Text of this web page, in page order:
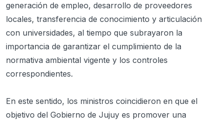
generación de empleo, desarrollo de proveedores
locales, transferencia de conocimiento y articulación
con universidades, al tiempo que subrayaron la
importancia de garantizar el cumplimiento de la
normativa ambiental vigente y los controles
correspondientes.
En este sentido, los ministros coincidieron en que el
objetivo del Gobierno de Jujuy es promover una